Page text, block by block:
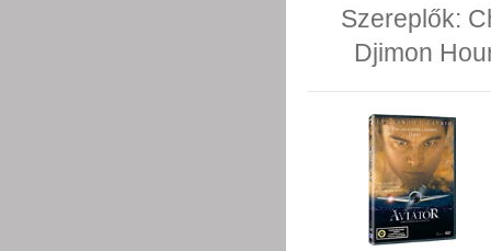
Szereplők:
Djimon